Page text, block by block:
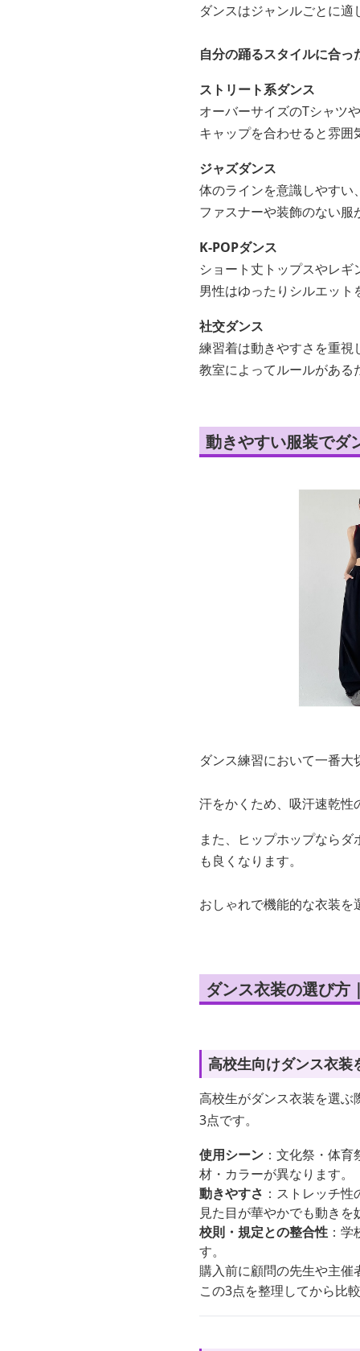
ダンスはジャンルごとに
自分の踊るスタイルに合っ
ストリート系ダンス
オーバーサイズのTシャツ
キャップを合わせると雰囲
ジャズダンス
体のラインを意識しやす
ファスナーや装飾のない服
K-POPダンス
ショート丈トップスやレ
男性はゆったりシルエッ
社交ダンス
練習着は動きやすさを重
教室によってルールがあ
動きやすい服装でダ
ダンス練習において一番大
汗をかくため、吸汗速乾
また、ヒップホップなら
も良くなります。
おしゃれで機能的な衣装
ダンス衣装の選び方
高校生向けダンス衣装
高校生がダンス衣装を選ぶ
3点です。
使用シーン ：文化祭・体
材・カラーが異なります。
動きやすさ ：ストレッチ
見た目が華やかでも動き
校則・規定との整合性 ：
す。
購入前に顧問の先生や主催
この3点を整理してから比